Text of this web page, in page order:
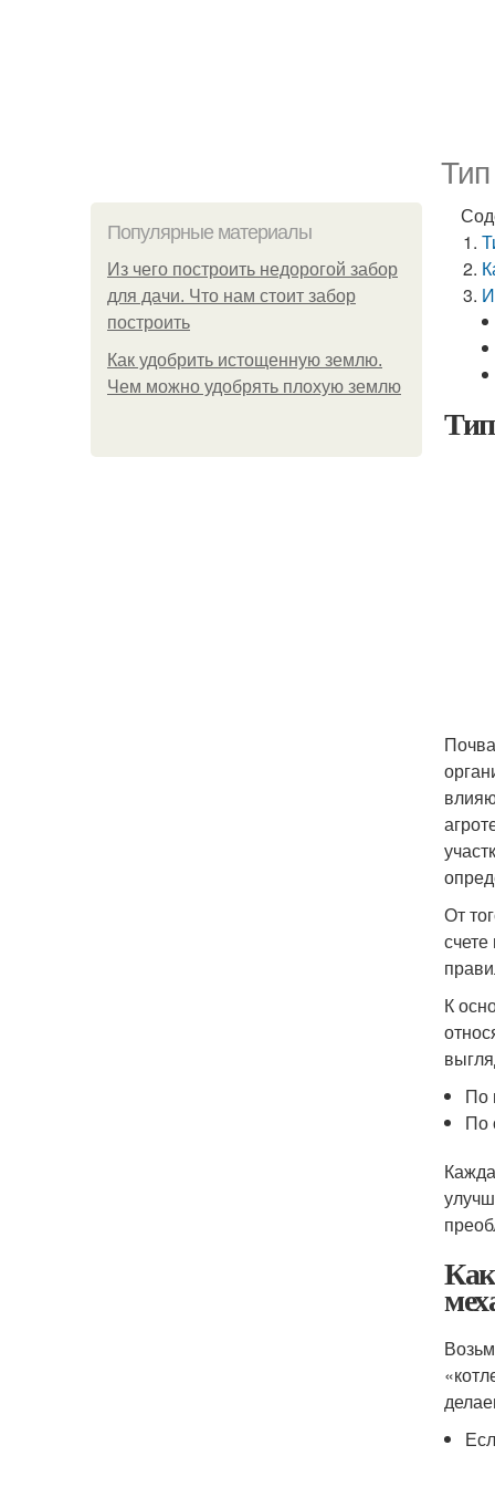
Популярные материалы
Из чего построить недорогой забор
для дачи. Что нам стоит забор
построить
Как удобрить истощенную землю.
Чем можно удобрять плохую землю
От
К
По
По